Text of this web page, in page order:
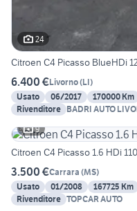
24
Citroen C4 Picasso BlueHDi
6.400 €Livorno(LI)
Usato
06/2017 170000 Km
Rivenditore BADRI AUTO
9
Citroen C4 Picasso 1.6 HDi
3.500 €Carrara (MS)
Usato
01/2008 167725 Km
Rivenditore TOPCAR AUTO